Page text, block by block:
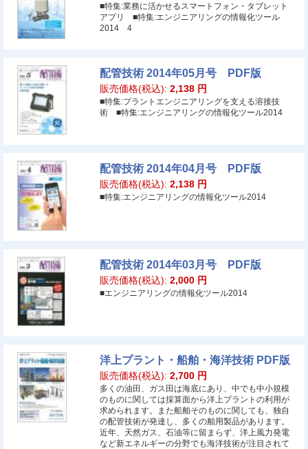
■特集:業務に活かせるスマートフォン・タブレット
アプリ ■特集:エンジニアリングの情報化ツール
2014 4
配管技術 2014年05月号 PDF版
販売価格(税込): 2,138 円
■特集:プラントエンジニアリングを支える溶接技
術 ■特集:エンジニアリングの情報化ツール2014
配管技術 2014年04月号 PDF版
販売価格(税込): 2,138 円
■特集:エンジニアリングの情報化ツール2014
配管技術 2014年03月号 PDF版
販売価格(税込): 2,000 円
■エンジニアリングの情報化ツール2014
洋上プラント・船舶・海洋技術 PDF版
販売価格(税込): 2,700 円
多くの油田、ガス田は海底にあり、中でも中小規模
のものに関しては採算面から洋上プラントの利用が
求められます。また船舶そのものに関しても、独自
の配管技術が発達し、多くの舶用製品があります。
近年、天然ガス、石油等に留まらず、洋上風力発電
など新エネルギーの分野でも海洋技術が注目されて